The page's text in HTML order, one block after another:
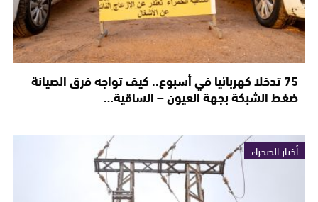
75 تدخلا كهربائيا في أسبوع.. كيف تواجه فرق الصيانة
ضغط الشبكة بجهة العيون – الساقية…
أخبار الصحراء